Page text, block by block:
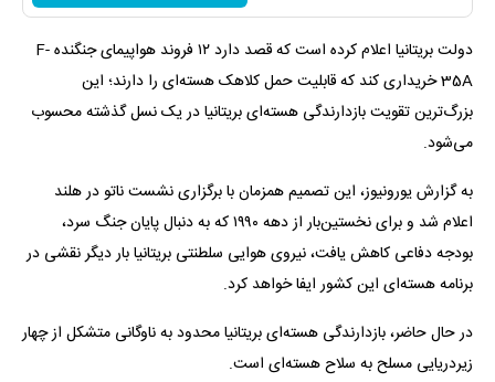
دولت بریتانیا اعلام کرده است که قصد دارد ۱۲ فروند هواپیمای جنگنده F-
35A خریداری کند که قابلیت حمل کلاهک هسته‌ای را دارند؛ این
بزرگ‌ترین تقویت بازدارندگی هسته‌ای بریتانیا در یک نسل گذشته محسوب
می‌شود.
به گزارش یورونیوز، این تصمیم همزمان با برگزاری نشست ناتو در هلند
اعلام شد و برای نخستین‌بار از دهه ۱۹۹۰ که به دنبال پایان جنگ سرد،
بودجه دفاعی کاهش یافت، نیروی هوایی سلطنتی بریتانیا بار دیگر نقشی در
برنامه هسته‌ای این کشور ایفا خواهد کرد.
در حال حاضر، بازدارندگی هسته‌ای بریتانیا محدود به ناوگانی متشکل از چهار
زیردریایی مسلح به سلاح هسته‌ای است.